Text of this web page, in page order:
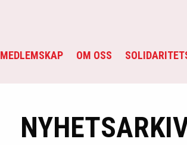
MEDLEMSKAP OM OSS